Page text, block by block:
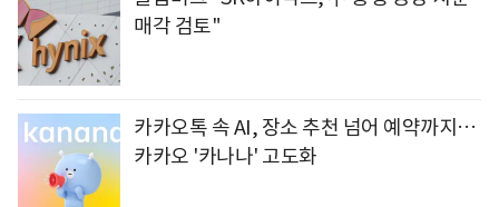
매각 검토"
카카오톡 속 AI, 장소 추천 넘어 예약까지…
카카오 '카나나' 고도화